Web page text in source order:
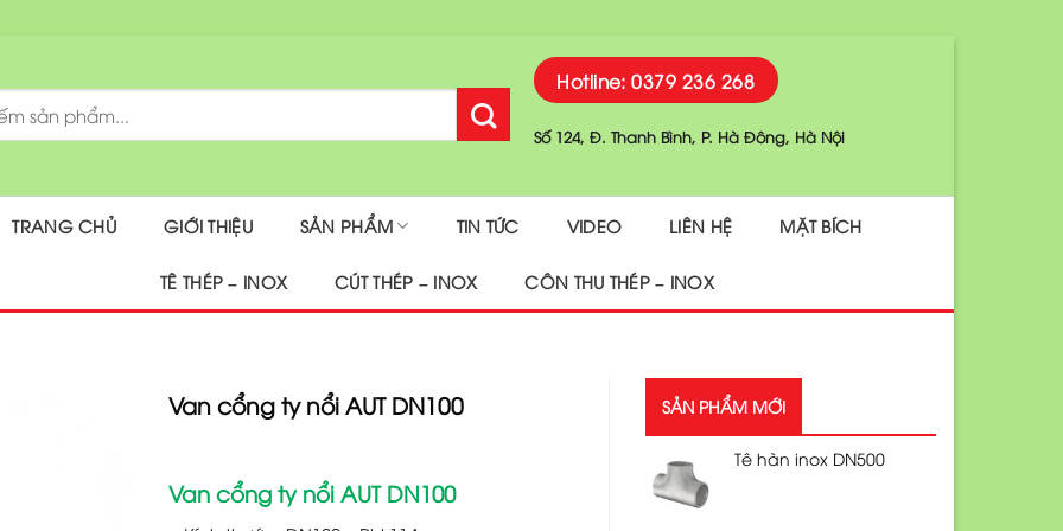
Hotline: 0379 236 268
Số 124, Đ. Thanh Bình, P. Hà Đông, Hà Nội
TRANG CHỦ GIỚI THIỆU SẢN PHẨM TIN TỨC VIDEO LIÊN HỆ MẶT BÍCH
TÊ THÉP – INOX CÚT THÉP – INOX CÔN THU THÉP – INOX
Van cổng ty nổi AUT DN100
Van cổng ty nổi AUT DN100
SẢN PHẨM MỚI
Tê hàn inox DN500